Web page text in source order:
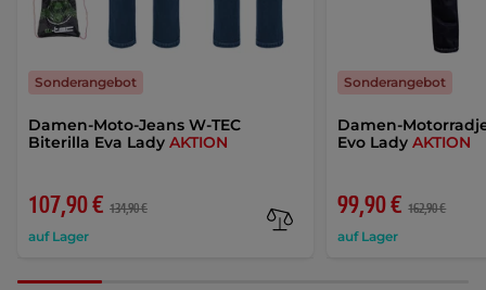
Damen-Moto-Jeans W-TEC
Biterilla Eva Lady AKTION
107,90 € 134,90 €
auf Lager
Sonderangebot
Damen-
Evo LadyAKTION
99,90 € 162,90 €
auf Lager
Sonderangebot